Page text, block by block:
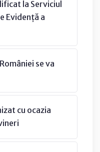
la Serviciul
Evidență a
se va
cu ocazia